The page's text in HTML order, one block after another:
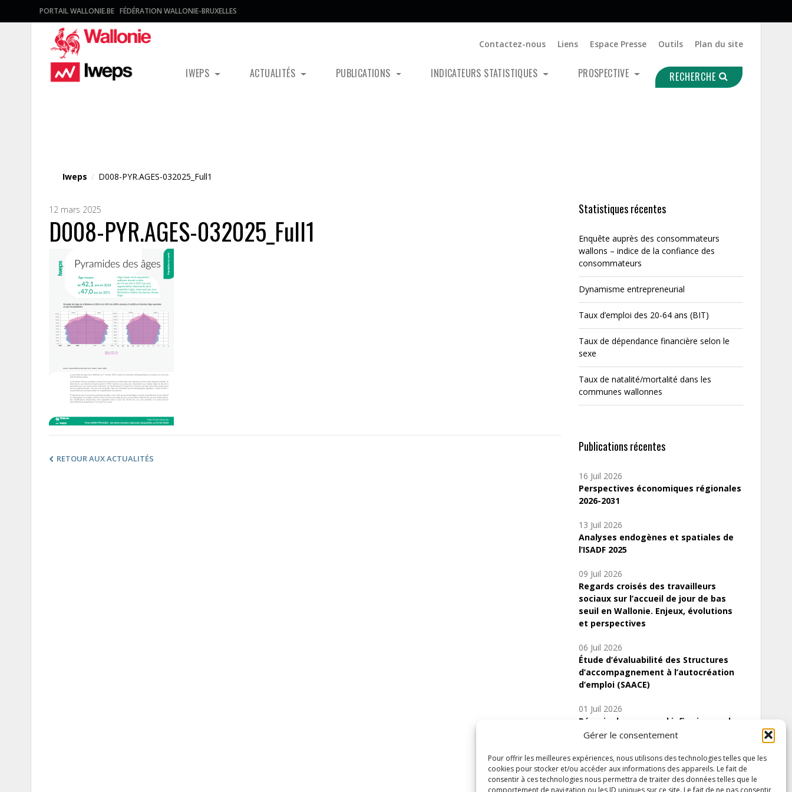
Gérer le consentement
Pour offrir les meilleures expériences, nous utilisons des technologies telles que les
cookies pour stocker et/ou accéder aux informations des appareils. Le fait de
consentir à ces technologies nous permettra de traiter des données telles que le
comportement de navigation ou les ID uniques sur ce site. Le fait de ne pas consentir
PORTAIL WALLONIE.BE FÉDÉRATION WALLONIE-BRUXELLES
Contactez-nous Liens Espace Presse Outils Plan du site
IWEPS ACTUALITÉS PUBLICATIONS INDICATEURS STATISTIQUES PROSPECTIVE RECHERCHE
Iweps / D008-PYR.AGES-032025_Full1
12 mars 2025
D008-PYR.AGES-032025_Full1
RETOUR AUX ACTUALITÉS
Statistiques récentes
Enquête auprès des consommateurs
wallons – indice de la confiance des
consommateurs
Dynamisme entrepreneurial
Taux d’emploi des 20-64 ans (BIT)
Taux de dépendance financière selon le
sexe
Taux de natalité/mortalité dans les
communes wallonnes
Publications récentes
16 Juil 2026
Perspectives économiques régionales
2026-2031
13 Juil 2026
Analyses endogènes et spatiales de
l’ISADF 2025
09 Juil 2026
Regards croisés des travailleurs
sociaux sur l’accueil de jour de bas
seuil en Wallonie. Enjeux, évolutions
et perspectives
06 Juil 2026
Étude d’évaluabilité des Structures
d’accompagnement à l’autocréation
d’emploi (SAACE)
01 Juil 2026
Pénurie du personnel infirmier :quels
indicateurs d’offre de soins pour